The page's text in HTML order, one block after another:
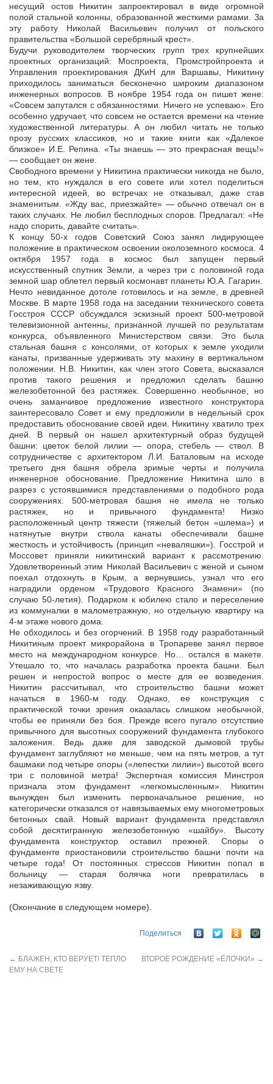
несущий остов Никитин запроектировал в виде огромной
полой стальной колонны, образованной жесткими рамами. За
эту работу Николай Васильевич получил от польского
правительства «Большой серебряный крест».
Будучи руководителем творческих групп трех крупнейших
проектных организаций: Моспроекта, Промстройпроекта и
Управления проектирования ДКиН для Варшавы, Никитину
приходилось заниматься бесконечно широким диапазоном
инженерных вопросов. В ноябре 1954 года он пишет жене:
«Совсем запутался с обязанностями. Ничего не успеваю». Его
особенно удручает, что совсем не остается времени на чтение
художественной литературы. А он любил читать не только
прозу русских классиков, но и такие книги как «Далекое
близкое» И.Е. Репина. «Ты знаешь — это прекрасная вещь!»
— сообщает он жене.
Свободного времени у Никитина практически никогда не было,
но тем, кто нуждался в его совете или хотел поделиться
интересной идеей, во встречах не отказывал, даже став
знаменитым. «Жду вас, приезжайте» — обычно отвечал он в
таких случаях. Не любил бесплодных споров. Предлагал: «Не
надо спорить, давайте считать».
К концу 50-х годов Советский Союз занял лидирующее
положение в практическом освоении околоземного космоса. 4
октября 1957 года в космос был запущен первый
искусственный спутник Земли, а через три с половиной года
земной шар облетел первый космонавт планеты Ю.А. Гагарин.
Нечто невиданное дотоле готовилось и на земле, в древней
Москве. В марте 1958 года на заседании технического совета
Госстроя СССР обсуждался эскизный проект 500-метровой
телевизионной антенны, признанной лучшей по результатам
конкурса, объявленного Министерством связи. Это была
стальная башня с консолями, от которых к земле уходили
канаты, призванные удерживать эту махину в вертикальном
положении. Н.В. Никитин, как член этого Совета, высказался
против такого решения и предложил сделать башню
железобетонной без растяжек. Совершенно необычное, но
очень заманчивое предложение известного конструктора
заинтересовало Совет и ему предложили в недельный срок
предоставить обоснование своей идеи. Никитину хватило трех
дней. В первый он нашел архитектурный образ будущей
башни: цветок белой лилии — опора, стебель — ствол. В
сотрудничестве с архитектором Л.И. Баталовым на исходе
третьего дня башня обрела зримые черты и получила
инженерное обоснование. Предложение Никитина шло в
разрез с устоявшимися представлениями о подобного рода
сооружениях. 500-метровая башня не имела не только
растяжек, но и привычного фундамента! Низко
расположенный центр тяжести (тяжелый бетон «шлема») и
натянутые внутри ствола канаты обеспечивали башне
жесткость и устойчивость (принцип «неваляшки»). Госстрой и
Моссовет приняли никитинский вариант к рассмотрению.
Удовлетворенный этим Николай Васильевич с женой и сыном
поехал отдохнуть в Крым, а вернувшись, узнал что его
наградили орденом «Трудового Красного Знамени» (по
случаю 50-летия). Подарком к юбилею стало и переселение
из коммуналки в малометражную, но отдельную квартиру на
4-м этаже нового дома.
Не обходилось и без огорчений. В 1958 году разработанный
Никитиным проект микрорайона в Тропареве занял первое
место на международном конкурсе. Но… остался в макете.
Утешало то, что началась разработка проекта башни. Был
решен и непростой вопрос о месте для ее возведения.
Никитин рассчитывал, что строительство башни может
начаться в 1960-м году. Однако, ее конструкция с
практической точки зрения оказалась слишком необычной,
чтобы ее приняли без боя. Прежде всего пугало отсутствие
привычного для высотных сооружений фундамента глубокого
заложения. Ведь даже для заводской дымовой трубы
фундамент заглубляют не меньше, чем на пять метров, а тут
башмаки под четыре опоры («лепестки лилии») высотой всего
три с половиной метра! Экспертная комиссия Минстроя
признала этом фундамент «легкомысленным». Никитин
вынужден был изменить первоначальное решение, но
категорически отказался от навязываемых ему многометровых
бетонных свай. Новый вариант фундамента представлял
собой десятигранную железобетонную «шайбу». Высоту
фундамента конструктор оставил прежней. Споры о
фундаменте приостановили строительство башни почти на
четыре года! От постоянных стрессов Никитин попал в
больницу — старая болячка ноги превратилась в
незаживающую язву.
(Окончание в следующем номере).
Поделиться
← БЛАЖЕН, КТО ВЕРУЕТ! ТЕПЛО
ЕМУ НА СВЕТЕ
ВТОРОЕ РОЖДЕНИЕ «ЁЛОЧКИ» →